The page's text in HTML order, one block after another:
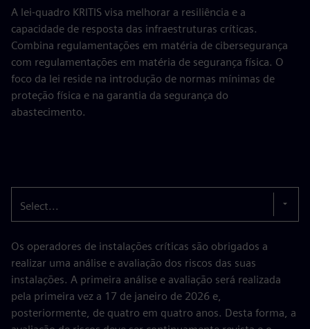
A lei-quadro KRITIS visa melhorar a resiliência e a
capacidade de resposta das infraestruturas críticas.
Combina regulamentações em matéria de cibersegurança
com regulamentações em matéria de segurança física. O
foco da lei reside na introdução de normas mínimas de
proteção física e na garantia da segurança do
abastecimento.
Select...
Os operadores de instalações críticas são obrigados a
realizar uma análise e avaliação dos riscos das suas
instalações. A primeira análise e avaliação será realizada
pela primeira vez a 17 de janeiro de 2026 e,
posteriormente, de quatro em quatro anos. Desta forma, a